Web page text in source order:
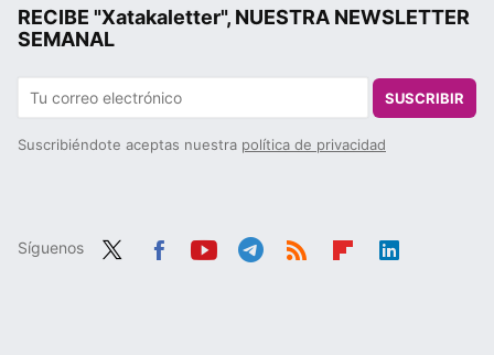
RECIBE "Xatakaletter", NUESTRA NEWSLETTER
SEMANAL
SUSCRIBIR
Suscribiéndote aceptas nuestra política de privacidad
Síguenos